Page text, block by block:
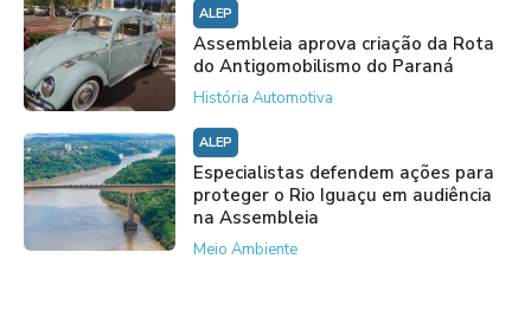
ALEP
Assembleia aprova criação da Rota
do Antigomobilismo do Paraná
História Automotiva
ALEP
Especialistas defendem ações para
proteger o Rio Iguaçu em audiência
na Assembleia
Meio Ambiente